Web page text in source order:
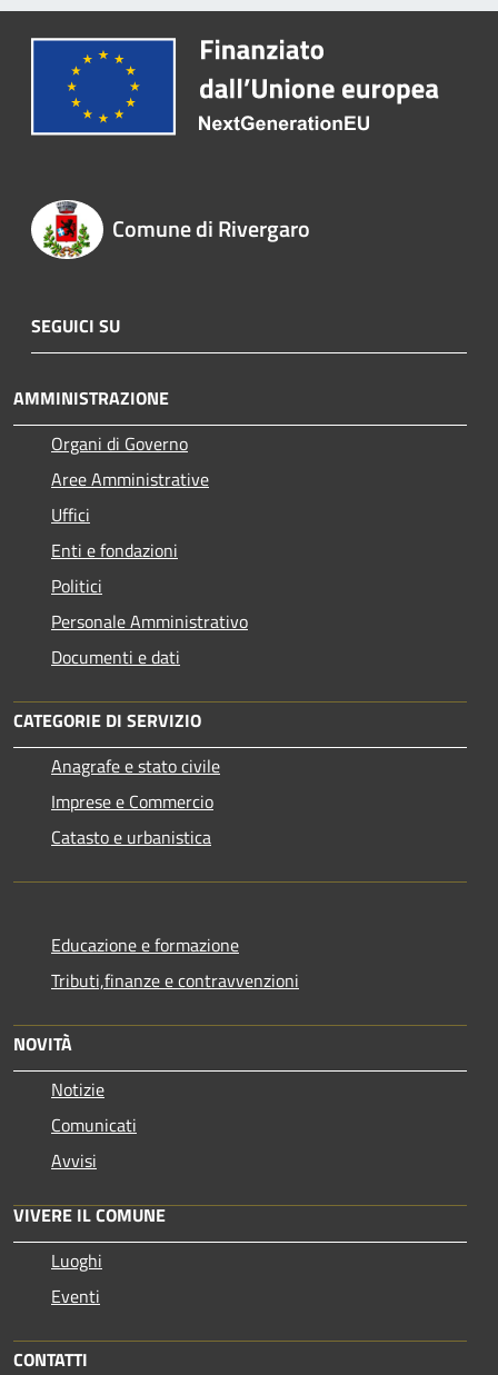
Comune di Rivergaro
SEGUICI SU
AMMINISTRAZIONE
Organi di Governo
Aree Amministrative
Uffici
Enti e fondazioni
Politici
Personale Amministrativo
Documenti e dati
CATEGORIE DI SERVIZIO
Anagrafe e stato civile
Imprese e Commercio
Catasto e urbanistica
Educazione e formazione
Tributi,finanze e contravvenzioni
NOVITÀ
Notizie
Comunicati
Avvisi
VIVERE IL COMUNE
Luoghi
Eventi
CONTATTI